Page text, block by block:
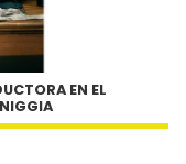
EN EL